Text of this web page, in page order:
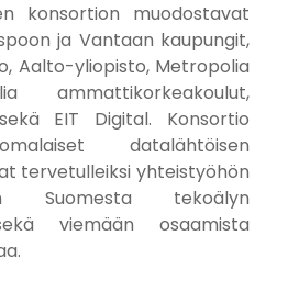
konsortion muodostavat
ja Vantaan kaupungit,
Aalto-yliopisto, Metropolia
ammattikorkeakoulut,
EIT Digital. Konsortio
datalähtöisen
tervetulleiksi yhteistyöhön
Suomesta tekoälyn
viemään osaamista